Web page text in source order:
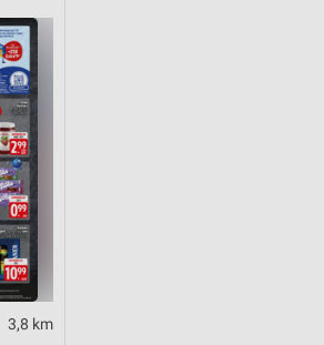
3,8 km